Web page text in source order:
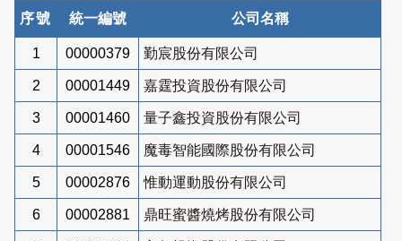
序號 統一編號 公司名稱
1 00000379 勤宸股份有限公司
2 00001449 嘉霆投資股份有限公司
3 00001460 量子鑫投資股份有限公司
4 00001546 魔毒智能國際股份有限公司
5 00002876 惟動運動股份有限公司
6 00002881 鼎旺蜜醬燒烤股份有限公司